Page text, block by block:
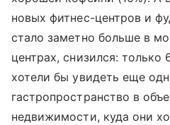
новых фитнес-центров и
стало заметно больше в
центрах, снизился: только
хотели бы увидеть еще
гастропространство в
недвижимости, куда они